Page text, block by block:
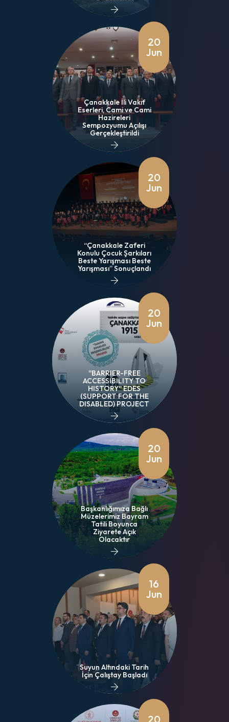
20
Jun
Çanakkale İli Vakıf
Eserleri, Cami ve Cami
Hazireleri
Sempozyumu Açılışı
Gerçekleştirildi
20
Jun
“Çanakkale Zaferi
Konulu Çocuk Şarkıları
Beste Yarışması Beste
Yarışması” Sonuçlandı
20
Jun
''BARRIER-FREE
ACCESSIBILITY TO
HISTORY'' EDES
(SUPPORT FOR THE
DISABLED) PROJECT
20
Jun
Başkanlığımıza Bağlı
Müzelerimiz Bayram
Tatili Boyunca
Ziyarete Açık
Olacaktır
16
Jun
Suyun Altındaki Tarih
İçin Çalıştay Başladı
20